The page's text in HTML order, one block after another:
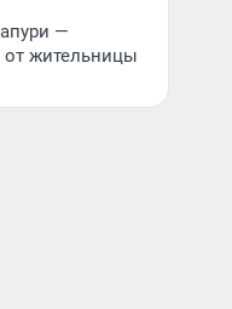
—
от жительницы